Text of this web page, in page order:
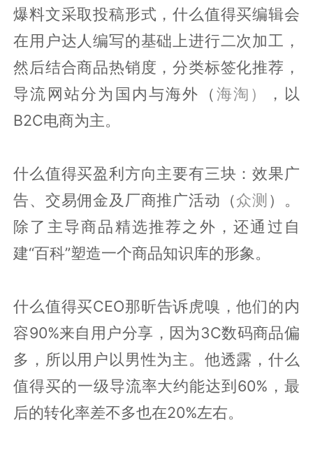
爆料文采取投稿形式，什么值得买编辑会
在用户达人编写的基础上进行二次加工，
然后结合商品热销度，分类标签化推荐，
导流网站分为国内与海外（海淘）
，以
B2C电商为主。
什么值得买盈利方向主要有三块：效果广
告、交易佣金及厂商推广活动（众测 ）。
除了主导商品精选推荐之外，还通过自
建“百科”塑造一个商品知识库的形象。
什么值得买CEO那昕告诉虎嗅，他们的内
容90%来自用户分享，因为3C数码商品偏
多，所以用户以男性为主。他透露，什么
值得买的一级导流率大约能达到60%，最
后的转化率差不多也在20%左右。